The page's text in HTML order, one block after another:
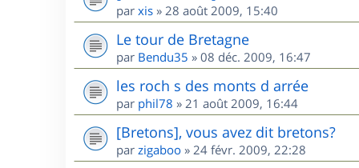
par xis » 28 août 2009, 15:40
Le tour de Bretagne
par Bendu35 » 08 déc. 2009, 16:47
les roch s des monts d arrée
par phil78 » 21 août 2009, 16:44
[Bretons], vous avez dit bretons?
par zigaboo » 24 févr. 2009, 22:28